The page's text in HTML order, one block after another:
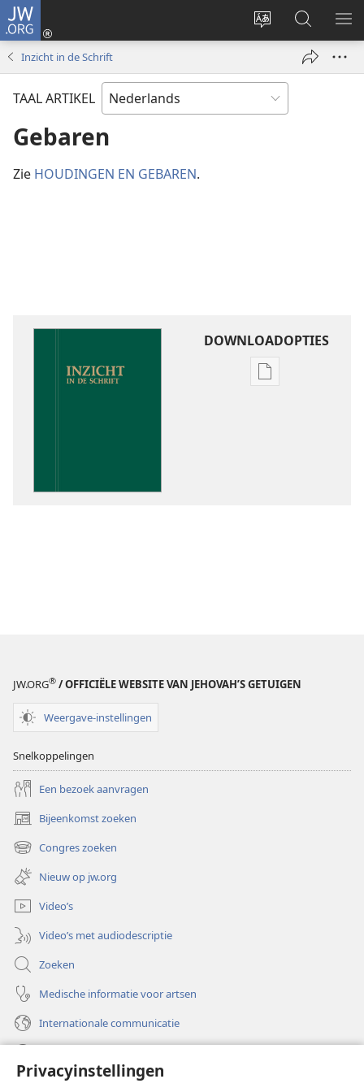
Privacyinstellingen
JW.ORG
Taal
wijzigen
Inloggen
(opent
Zoeken
op
JW.ORG
Inzicht in de Schrift
TAAL ARTIKEL
Gebaren
Zie HOUDINGEN EN GEBAREN.
DOWNLOADOPTIES
JW.ORG® / OFFICIËLE WEBSITE VAN JEHOVAH’S GETUIGEN
Weergave-instellingen
Snelkoppelingen
Een bezoek aanvragen
Bijeenkomst zoeken
(opent
nieuw
venster)
Congres zoeken
(opent
nieuw
venster)
Nieuw op jw.org
Video’s
Video’s met audiodescriptie
Zoeken
Medische informatie voor artsen
Internationale communicatie